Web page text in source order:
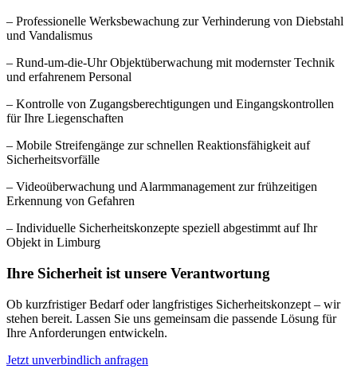
– Professionelle Werksbewachung zur Verhinderung von Diebstahl
und Vandalismus
– Rund-um-die-Uhr Objektüberwachung mit modernster Technik
und erfahrenem Personal
– Kontrolle von Zugangsberechtigungen und Eingangskontrollen
für Ihre Liegenschaften
– Mobile Streifengänge zur schnellen Reaktionsfähigkeit auf
Sicherheitsvorfälle
– Videoüberwachung und Alarmmanagement zur frühzeitigen
Erkennung von Gefahren
– Individuelle Sicherheitskonzepte speziell abgestimmt auf Ihr
Objekt in Limburg
Ihre Sicherheit ist unsere Verantwortung
Ob kurzfristiger Bedarf oder langfristiges Sicherheitskonzept – wir
stehen bereit. Lassen Sie uns gemeinsam die passende Lösung für
Ihre Anforderungen entwickeln.
Jetzt unverbindlich anfragen